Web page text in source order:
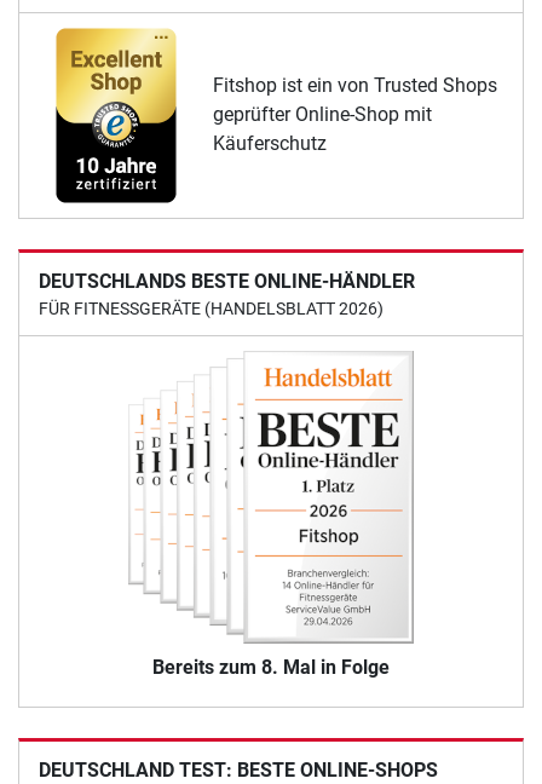
Fitshop ist ein von Trusted Shops
geprüfter Online-Shop mit
Käuferschutz
DEUTSCHLANDS BESTE ONLINE-HÄNDLER
FÜR FITNESSGERÄTE (HANDELSBLATT 2026)
Bereits zum 8. Mal in Folge
DEUTSCHLAND TEST: BESTE ONLINE-SHOPS